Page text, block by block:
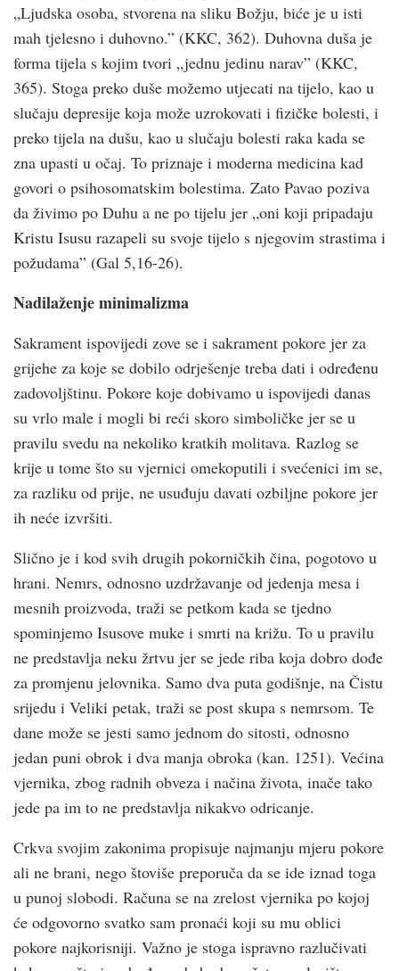
„Ljudska osoba, stvorena na sliku Božju, biće je u isti
mah tjelesno i duhovno.” (KKC, 362). Duhovna duša je
forma tijela s kojim tvori „jednu jedinu narav” (KKC,
365). Stoga preko duše možemo utjecati na tijelo, kao u
slučaju depresije koja može uzrokovati i fizičke bolesti, i
preko tijela na dušu, kao u slučaju bolesti raka kada se
zna upasti u očaj. To priznaje i moderna medicina kad
govori o psihosomatskim bolestima. Zato Pavao poziva
da živimo po Duhu a ne po tijelu jer „oni koji pripadaju
Kristu Isusu razapeli su svoje tijelo s njegovim strastima i
požudama” (Gal 5,16-26).
Nadilaženje minimalizma
Sakrament ispovijedi zove se i sakrament pokore jer za
grijehe za koje se dobilo odrješenje treba dati i određenu
zadovoljštinu. Pokore koje dobivamo u ispovijedi danas
su vrlo male i mogli bi reći skoro simboličke jer se u
pravilu svedu na nekoliko kratkih molitava. Razlog se
krije u tome što su vjernici omekoputili i svećenici im se,
za razliku od prije, ne usuđuju davati ozbiljne pokore jer
ih neće izvršiti.
Slično je i kod svih drugih pokorničkih čina, pogotovo u
hrani. Nemrs, odnosno uzdržavanje od jedenja mesa i
mesnih proizvoda, traži se petkom kada se tjedno
spominjemo Isusove muke i smrti na križu. To u pravilu
ne predstavlja neku žrtvu jer se jede riba koja dobro dođe
za promjenu jelovnika. Samo dva puta godišnje, na Čistu
srijedu i Veliki petak, traži se post skupa s nemrsom. Te
dane može se jesti samo jednom do sitosti, odnosno
jedan puni obrok i dva manja obroka (kan. 1251). Većina
vjernika, zbog radnih obveza i načina života, inače tako
jede pa im to ne predstavlja nikakvo odricanje.
Crkva svojim zakonima propisuje najmanju mjeru pokore
ali ne brani, nego štoviše preporuča da se ide iznad toga
u punoj slobodi. Računa se na zrelost vjernika po kojoj
će odgovorno svatko sam pronaći koji su mu oblici
pokore najkorisniji. Važno je stoga ispravno razlučivati